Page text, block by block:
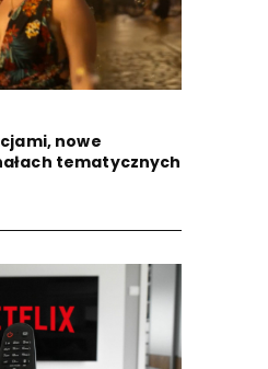
nowe
tematycznych